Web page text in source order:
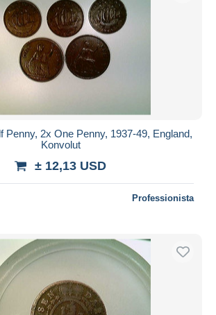
Penny, 2x One Penny, 1937-49, England,
Konvolut
± 12,13 USD
Professionista